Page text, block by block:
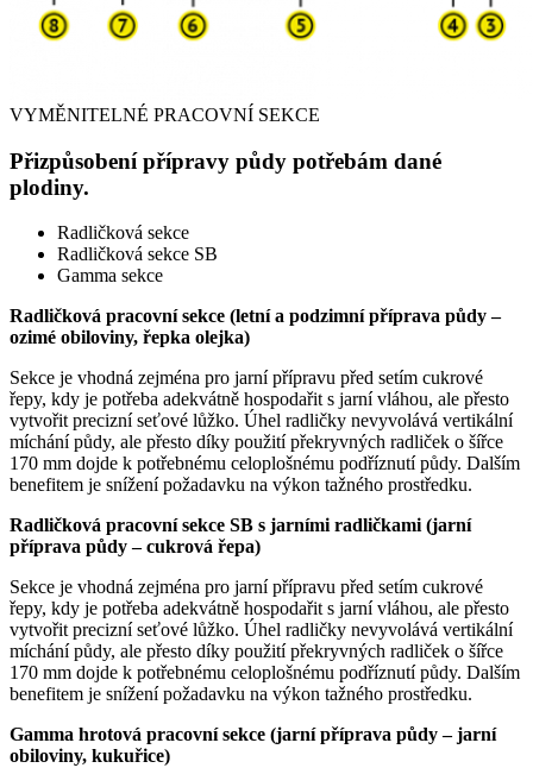
VYMĚNITELNÉ PRACOVNÍ SEKCE
Přizpůsobení přípravy půdy potřebám dané
plodiny.
Radličková sekce
Radličková sekce SB
Gamma sekce
Radličková pracovní sekce (letní a podzimní příprava půdy –
ozimé obiloviny, řepka olejka)
Sekce je vhodná zejména pro jarní přípravu před setím cukrové
řepy, kdy je potřeba adekvátně hospodařit s jarní vláhou, ale přesto
vytvořit precizní seťové lůžko. Úhel radličky nevyvolává vertikální
míchání půdy, ale přesto díky použití překryvných radliček o šířce
170 mm dojde k potřebnému celoplošnému podříznutí půdy. Dalším
benefitem je snížení požadavku na výkon tažného prostředku.
Radličková pracovní sekce SB s jarními radličkami (jarní
příprava půdy – cukrová řepa)
Sekce je vhodná zejména pro jarní přípravu před setím cukrové
řepy, kdy je potřeba adekvátně hospodařit s jarní vláhou, ale přesto
vytvořit precizní seťové lůžko. Úhel radličky nevyvolává vertikální
míchání půdy, ale přesto díky použití překryvných radliček o šířce
170 mm dojde k potřebnému celoplošnému podříznutí půdy. Dalším
benefitem je snížení požadavku na výkon tažného prostředku.
Gamma hrotová pracovní sekce (jarní příprava půdy – jarní
obiloviny, kukuřice)